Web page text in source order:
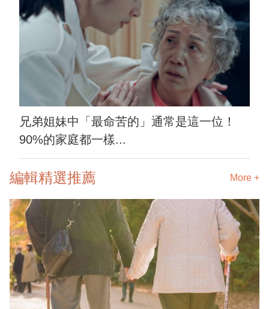
兄弟姐妹中「最命苦的」通常是這一位！
90%的家庭都一樣...
編輯精選推薦 More +